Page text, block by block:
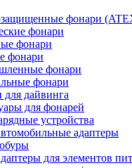
фонари
фонари
фонари
фонари
фонари
фонари
дайвинга
для фонарей
устройства
адаптеры
для элементов